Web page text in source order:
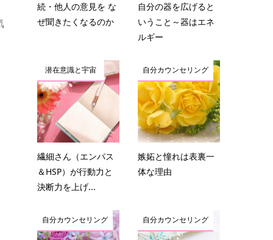
続・他人の意見を な
ぜ聞きたくなるのか
自分の器を広げると
いうこと～器はエネ
ルギー
潜在意識と宇宙
繊細さん（エンパス
＆HSP）が行動力と
決断力を上げ...
自分カウンセリング
嫉妬と憧れは表裏一
体な理由
自分カウンセリング 自分カウンセリング